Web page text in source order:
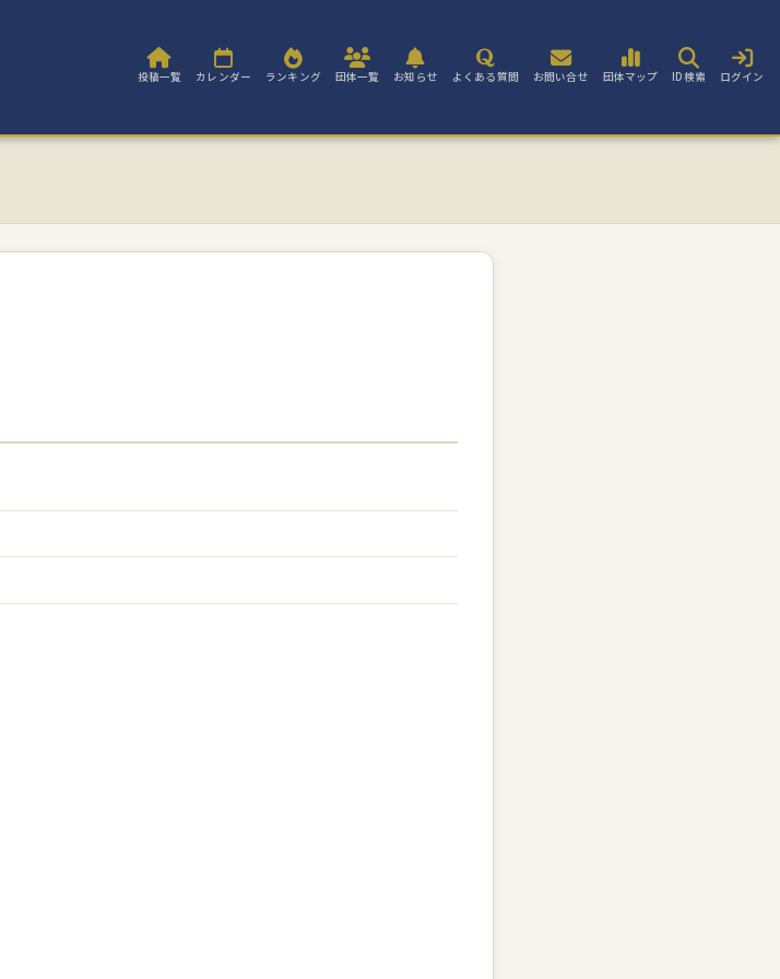
投稿一覧 カレンダー ランキング 団体一覧 お知らせ よくある質問 お問い合せ 団体マップ ID検索 ログイン